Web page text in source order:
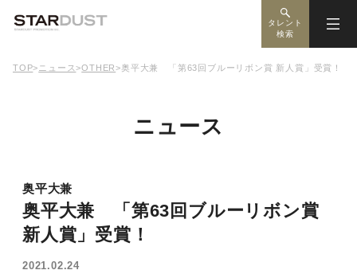
タレント
検索
TOP> ニュース>OTHER>奥平大兼 「第63回ブルーリボン賞 新人賞」受賞！
ニュース
奥平大兼
奥平大兼 「第63回ブルーリボン賞
新人賞」受賞！
2021.02.24